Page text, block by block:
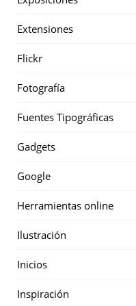
Extensiones
Flickr
Fotografía
Fuentes Tipográficas
Gadgets
Google
Herramientas online
Ilustración
Inicios
Inspiración